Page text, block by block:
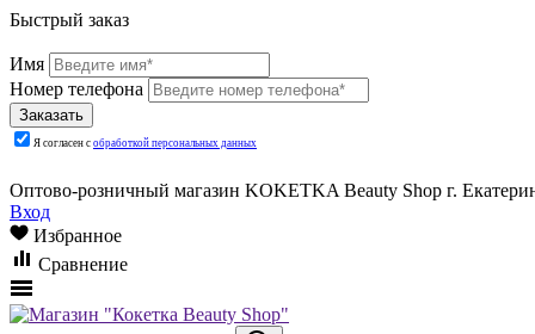
Быстрый заказ
Имя
Номер телефона
Я согласен с обработкой персональных данных
Оптово-розничный магазин KOKETKA Beauty Shop г.
Вход
Избранное
Сравнение